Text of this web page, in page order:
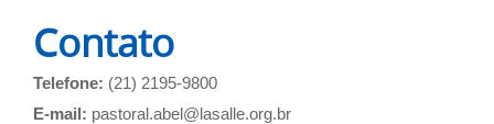
Contato
Telefone: (21) 2195-9800
E-mail: pastoral.abel@lasalle.org.br